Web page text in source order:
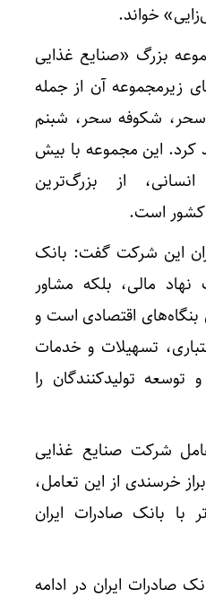
خواند.
بزرگ «صنایع غذایی
آن از جمله
سحر، شکوفه سحر، شبنم
کرد. این مجموعه با بیش
انسانی، از بزرگ‌ترین
کشور است.
این شرکت گفت: بانک
نهاد مالی، بلکه مشاور
بنگاه‌های اقتصادی است و
تسهیلات و خدمات
توسعه تولیدکنندگان را
شرکت صنایع غذایی
خرسندی از این تعامل،
با بانک صادرات ایران
صادرات ایران در ادامه